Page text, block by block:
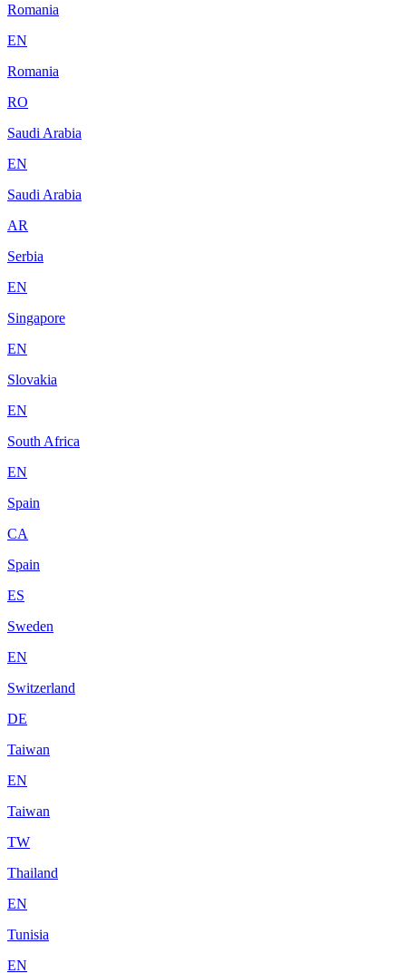
Romania
EN
Romania
RO
Saudi Arabia
EN
Saudi Arabia
AR
Serbia
EN
Singapore
EN
Slovakia
EN
South Africa
EN
Spain
CA
Spain
ES
Sweden
EN
Switzerland
DE
Taiwan
EN
Taiwan
TW
Thailand
EN
Tunisia
EN